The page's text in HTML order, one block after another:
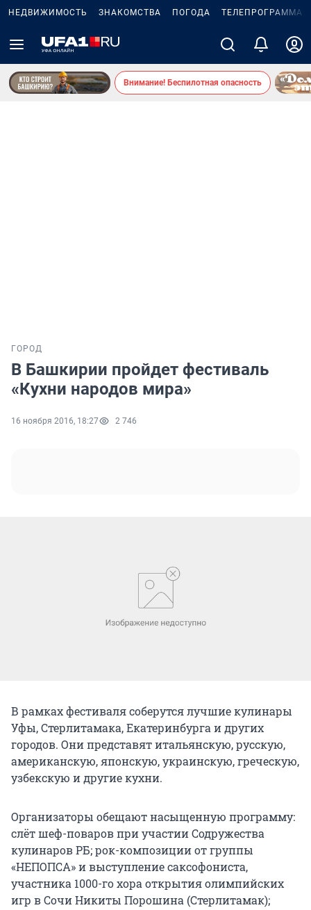
НЕДВИЖИМОСТЬ ЗНАКОМСТВА ПОГОДА ТЕЛЕПРОГРАММА
Внимание! Беспилотная опасность
ГОРОД
В Башкирии пройдет фестиваль
«Кухни народов мира»
16 ноября 2016, 18:27 2 746
В рамках фестиваля соберутся лучшие кулинары
Уфы, Стерлитамака, Екатеринбурга и других
городов. Они представят итальянскую, русскую,
американскую, японскую, украинскую, греческую,
узбекскую и другие кухни.
Организаторы обещают насыщенную программу:
слёт шеф-поваров при участии Содружества
кулинаров РБ; рок-композиции от группы
«НЕПОПСА» и выступление саксофониста,
участника 1000-го хора открытия олимпийских
игр в Сочи Никиты Порошина (Стерлитамак);